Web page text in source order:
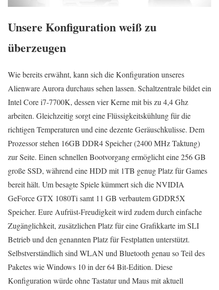
Unsere Konfiguration weiß zu
überzeugen
Wie bereits erwähnt, kann sich die Konfiguration unseres
Alienware Aurora durchaus sehen lassen. Schaltzentrale bildet ein
Intel Core i7-7700K, dessen vier Kerne mit bis zu 4,4 Ghz
arbeiten. Gleichzeitig sorgt eine Flüssigkeitskühlung für die
richtigen Temperaturen und eine dezente Geräuschkulisse. Dem
Prozessor stehen 16GB DDR4 Speicher (2400 MHz Taktung)
zur Seite. Einen schnellen Bootvorgang ermöglicht eine 256 GB
große SSD, während eine HDD mit 1TB genug Platz für Games
bereit hält. Um besagte Spiele kümmert sich die NVIDIA
GeForce GTX 1080Ti samt 11 GB verbautem GDDR5X
Speicher. Eure Aufrüst-Freudigkeit wird zudem durch einfache
Zugänglichkeit, zusätzlichen Platz für eine Grafikkarte im SLI
Betrieb und den genannten Platz für Festplatten unterstützt.
Selbstverständlich sind WLAN und Bluetooth genau so Teil des
Paketes wie Windows 10 in der 64 Bit-Edition. Diese
Konfiguration würde ohne Tastatur und Maus mit aktuell